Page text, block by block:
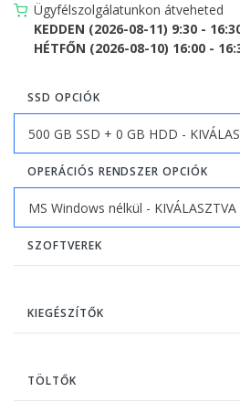
Ügyfélszolgálatunkon átveheted
KEDDEN (2026-08-11) 9:30 -
HÉTFŐN (2026-08-10) 16:00 -
SSD OPCIÓK
OPERÁCIÓS RENDSZER OPCIÓK
SZOFTVEREK
KIEGÉSZÍTŐK
TÖLTŐK